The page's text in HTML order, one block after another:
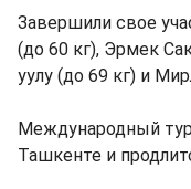
Завершили свое
(до 60 кг), Эрмек
уулу (до 69 кг) и
Международный
Ташкенте и